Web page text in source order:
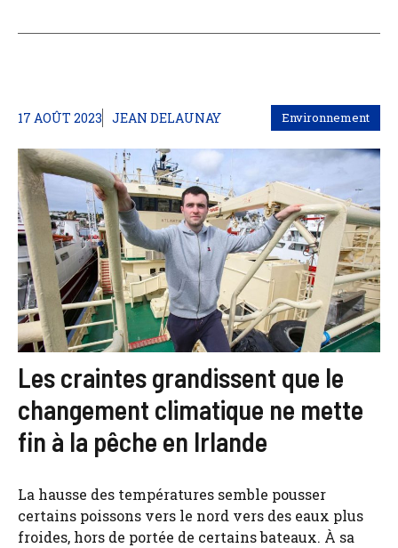
17 AOÛT 2023 JEAN DELAUNAY Environnement
Les craintes grandissent que le
changement climatique ne mette
fin à la pêche en Irlande
La hausse des températures semble pousser
certains poissons vers le nord vers des eaux plus
froides, hors de portée de certains bateaux. À sa